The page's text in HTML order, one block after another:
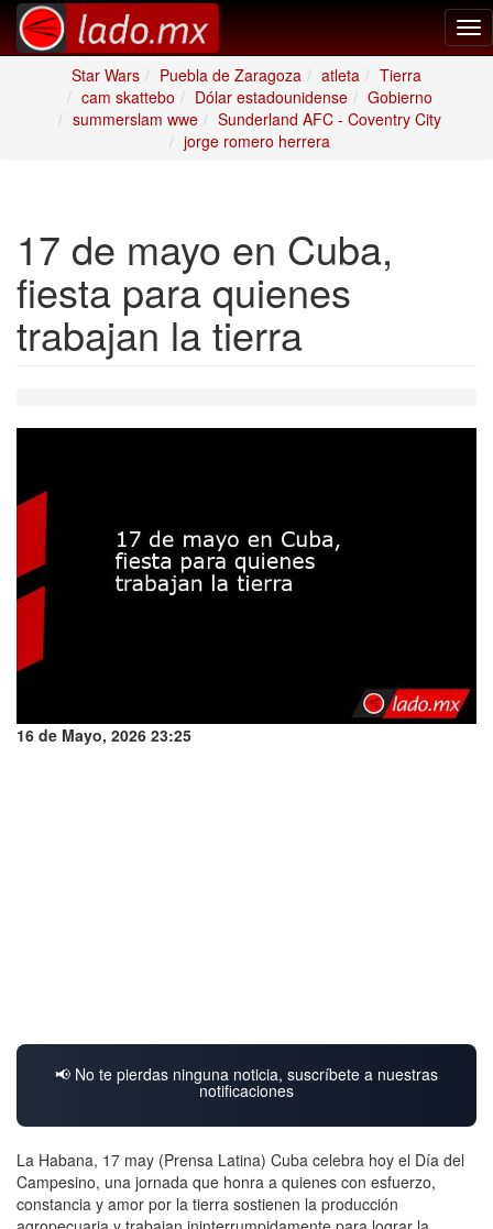
Star Wars
Puebla de Zaragoza atleta
Tierra
cam skattebo
Dólar estadounidense
Gobierno
summerslam wwe
Sunderland AFC - Coventry City
jorge romero herrera
17 de mayo en Cuba,
fiesta para quienes
trabajan la tierra
16 de Mayo, 2026 23:25
📢 No te pierdas ninguna noticia, suscríbete a nuestras
notificaciones
La Habana, 17 may (Prensa Latina) Cuba celebra hoy el Día del
Campesino, una jornada que honra a quienes con esfuerzo,
constancia y amor por la tierra sostienen la producción